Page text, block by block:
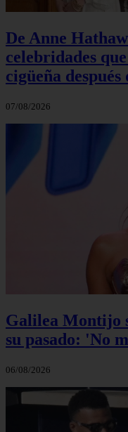
De Anne
celebridades
cigüeña después
07/08/2026
Galilea Montijo
su pasado: 'No
06/08/2026